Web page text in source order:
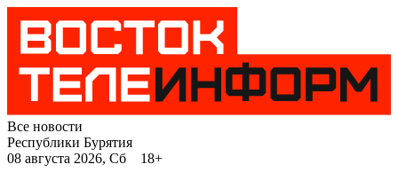
Все новости
Республики Бурятия
08 августа 2026, Сб 18+